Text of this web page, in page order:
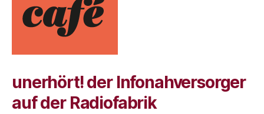
unerhört! der Infonahversorger
auf der Radiofabrik